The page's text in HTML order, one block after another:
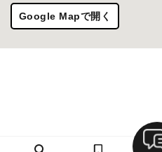
Google Mapで開く